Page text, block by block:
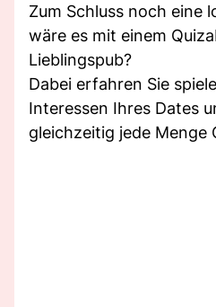
Zum Schluss noch eine
wäre es mit einem
Lieblingspub?
Dabei erfahren Sie
Interessen Ihres Dates
gleichzeitig jede Menge